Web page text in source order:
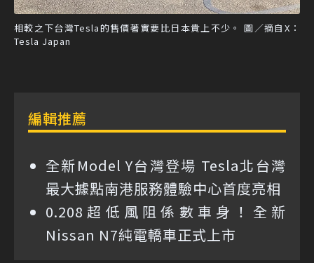
相較之下台灣Tesla的售價著實要比日本貴上不少。 圖／摘自X：
Tesla Japan
編輯推薦
全新Model Y台灣登場 Tesla北台灣
最大據點南港服務體驗中心首度亮相
0.208超低風阻係數車身！全新
Nissan N7純電轎車正式上市